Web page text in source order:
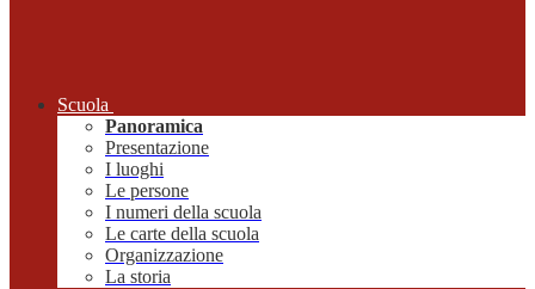
Scuola
Panoramica
Presentazione
I luoghi
Le persone
I numeri della scuola
Le carte della scuola
Organizzazione
La storia